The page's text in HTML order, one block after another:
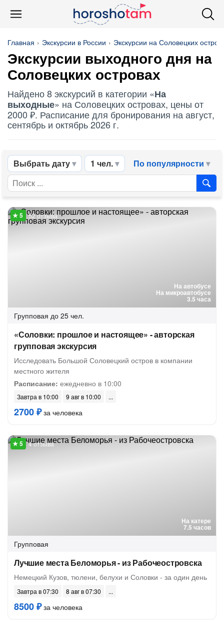
Главная Экскурсии в России Экскурсии на Соловецких
Экскурсии выходного дня на
Соловецких островах
Найдено 8 экскурсий в категории «На
выходные» на Соловецких островах, цены от
2000 ₽. Расписание для бронирования на август,
сентябрь и октябрь 2026 г.
Выбрать дату 1 чел. По популярности
На автобусе
На микроавтобусе
3.5 часа
52 отзыва
Групповая до 25 чел.
«Соловки: прошлое и настоящее» - авторская
групповая экскурсия
Исследовать Большой Соловецкий остров в компании
местного жителя
Расписание: ежедневно в 10:00
Завтра в 10:00 9 авг в 10:00
2700 ₽за человека
На катере
7.5 часов
4 отзыва
Групповая
Лучшие места Беломорья - из Рабочеостровска
Немецкий Кузов, тюлени, белухи и Соловки - за один день
Завтра в 07:30 8 авг в 07:30
8500 ₽за человека